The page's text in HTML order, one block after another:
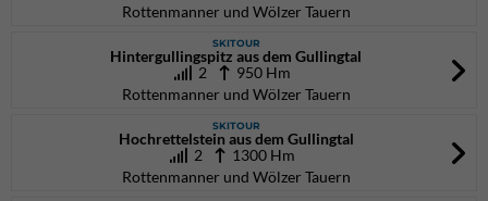
Rottenmanner und Wölzer Tauern
SKITOUR
Hintergullingspitz aus dem Gullingtal
2
950 Hm
Rottenmanner und Wölzer Tauern
SKITOUR
Hochrettelstein aus dem Gullingtal
2
1300 Hm
Rottenmanner und Wölzer Tauern